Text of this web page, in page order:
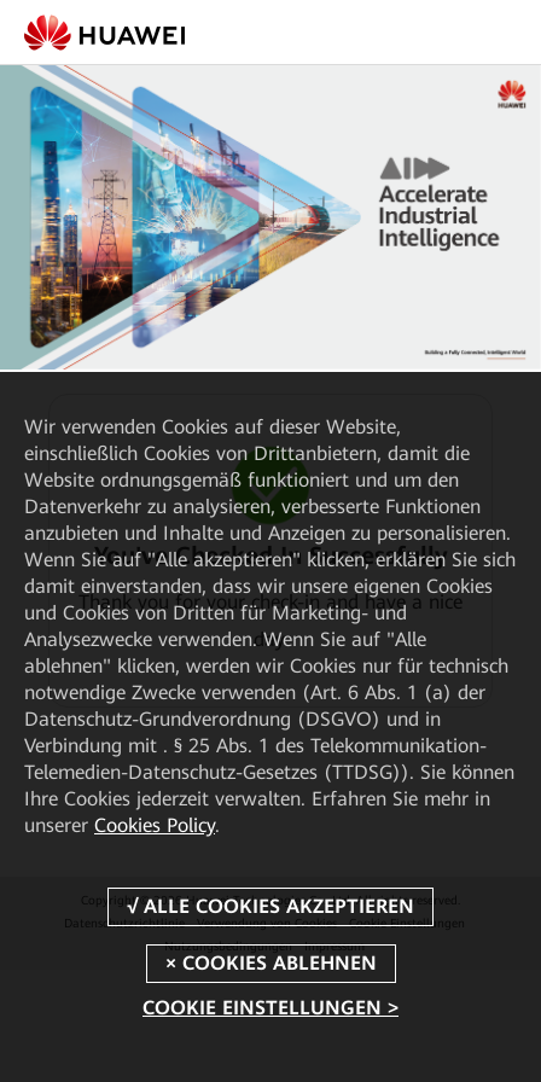
You've Checked In Successfully
Thank you for your check-in and have a nice
day.
Copyright © 2026 Huawei Technologies Co., Ltd. All rights reserved.
Datenschutzrichtlinie
Verwendung von Cookies
Cookie Einstellungen
Nutzungsbedingungen
Impressum
Wir verwenden Cookies auf dieser Website,
einschließlich Cookies von Drittanbietern, damit die
Website ordnungsgemäß funktioniert und um den
Datenverkehr zu analysieren, verbesserte Funktionen
anzubieten und Inhalte und Anzeigen zu personalisieren.
Wenn Sie auf "Alle akzeptieren" klicken, erklären Sie sich
damit einverstanden, dass wir unsere eigenen Cookies
und Cookies von Dritten für Marketing- und
Analysezwecke verwenden. Wenn Sie auf "Alle
ablehnen" klicken, werden wir Cookies nur für technisch
notwendige Zwecke verwenden (Art. 6 Abs. 1 (a) der
Datenschutz-Grundverordnung (DSGVO) und in
Verbindung mit . § 25 Abs. 1 des Telekommunikation-
Telemedien-Datenschutz-Gesetzes (TTDSG)). Sie können
Ihre Cookies jederzeit verwalten. Erfahren Sie mehr in
unserer Cookies Policy.
COOKIE EINSTELLUNGEN >